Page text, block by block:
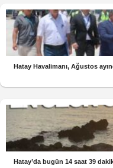
Hatay Havalimanı, Ağustos
Hatay’da bugün 14 saat 39